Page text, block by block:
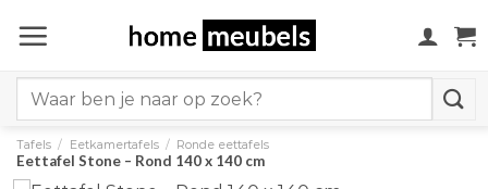
naar
for:
Tafels / Eetkamertafels / Ronde eettafels
Eettafel Stone – Rond 140 x 140 cm